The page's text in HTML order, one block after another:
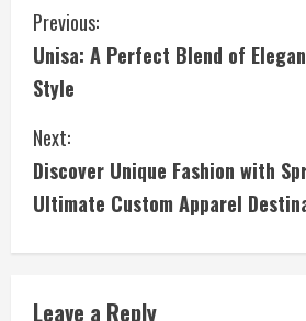
C
o
n
t
i
n
u
Previous:
Unisa: A Perfect Blend of
Style
Next:
Discover Unique Fashion with
Ultimate Custom Apparel
Leave a Reply